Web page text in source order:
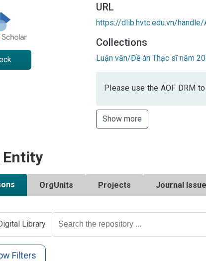
URL
https://dlib.hvtc.edu.vn/handle/
Collections
Luận văn/Đề án Thạc sĩ năm
Please use the AOF DRM
Show more
Entity
OrgUnits Projects Journal
Library
Filters